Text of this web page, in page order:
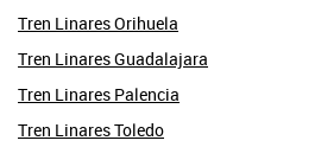
Tren Linares Orihuela
Tren Linares Guadalajara
Tren Linares Palencia
Tren Linares Toledo